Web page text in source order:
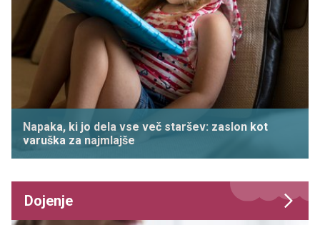
Napaka, ki jo dela vse več staršev: zaslon kot
varuška za najmlajše
Dojenje